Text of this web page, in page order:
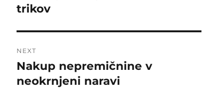
trikov
NEXT
Next
post:
Nakup nepremičnine v
neokrnjeni naravi